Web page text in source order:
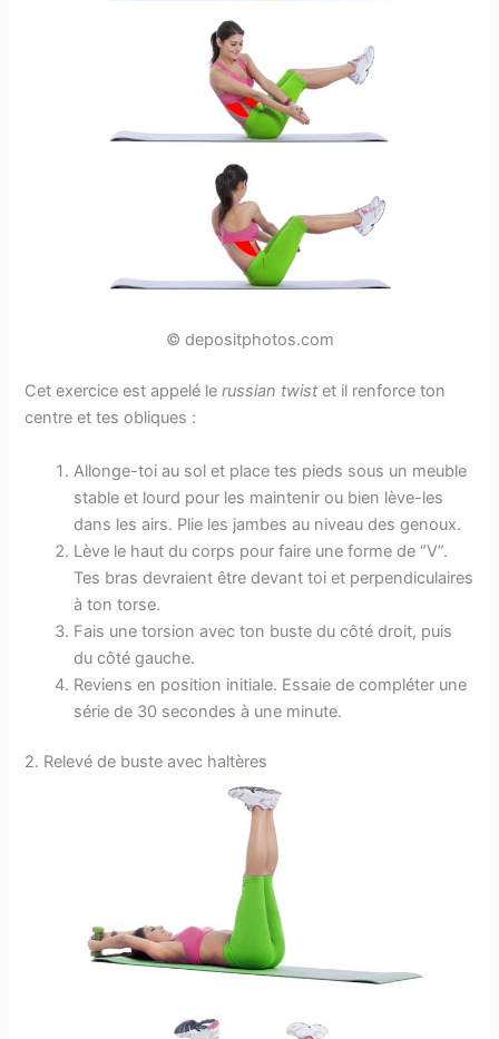
© depositphotos.com
Cet exercice est appelé lerussian twist et il renforce ton
centre et tes obliques :
Allonge-toi au sol et place tes pieds sous un meuble
stable et lourd pour les maintenir ou bien lève-les
dans les airs. Plie les jambes au niveau des genoux.
Lève le haut du corps pour faire une forme de “V”.
Tes bras devraient être devant toi et perpendiculaires
à ton torse.
Fais une torsion avec ton buste du côté droit, puis
du côté gauche.
Reviens en position initiale. Essaie de compléter une
série de 30 secondes à une minute.
2. Relevé de buste avec haltères